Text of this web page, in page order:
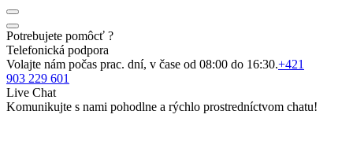
Potrebujete pomôcť ?
Telefonická podpora
Volajte nám počas prac. dní, v čase od 08:00 do 16:30.+421
903 229 601
Live Chat
Komunikujte s nami pohodlne a rýchlo prostredníctvom chatu!